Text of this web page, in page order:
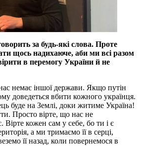
за будь-які слова. Проте
щось надихаюче, аби ми всі разом
в перемогу України й не
немає іншої держави. Якщо путін
доведеться вбити кожного українця.
буде на Землі, доки житиме Україна!
Просто вірте, що нас не
кожен сам у себе, бо ти і є
а ми тримаємо її в серці,
її назад, коли повернемося в